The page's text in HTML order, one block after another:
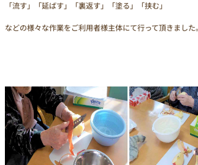
「流す」「延ばす」「裏返す」「塗る」「挟む」
などの様々な作業をご利用者様主体にて行って頂きました。